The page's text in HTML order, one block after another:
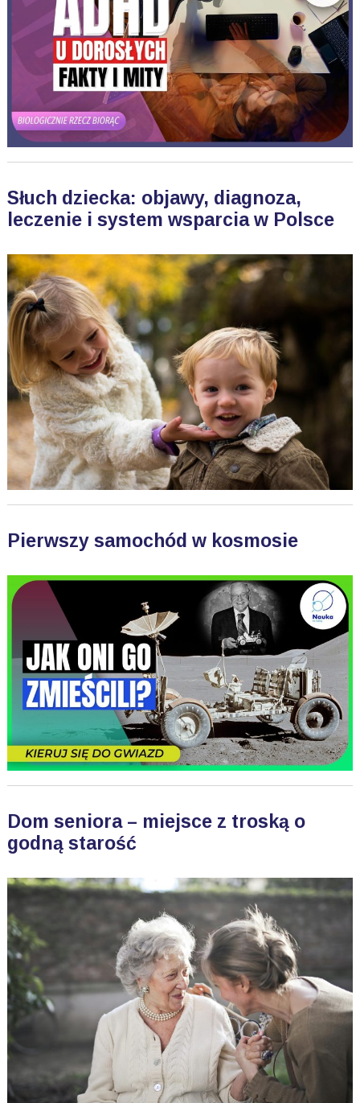
Słuch dziecka: objawy, diagnoza,
leczenie i system wsparcia w Polsce
Pierwszy samochód w kosmosie
Dom seniora – miejsce z troską o
godną starość